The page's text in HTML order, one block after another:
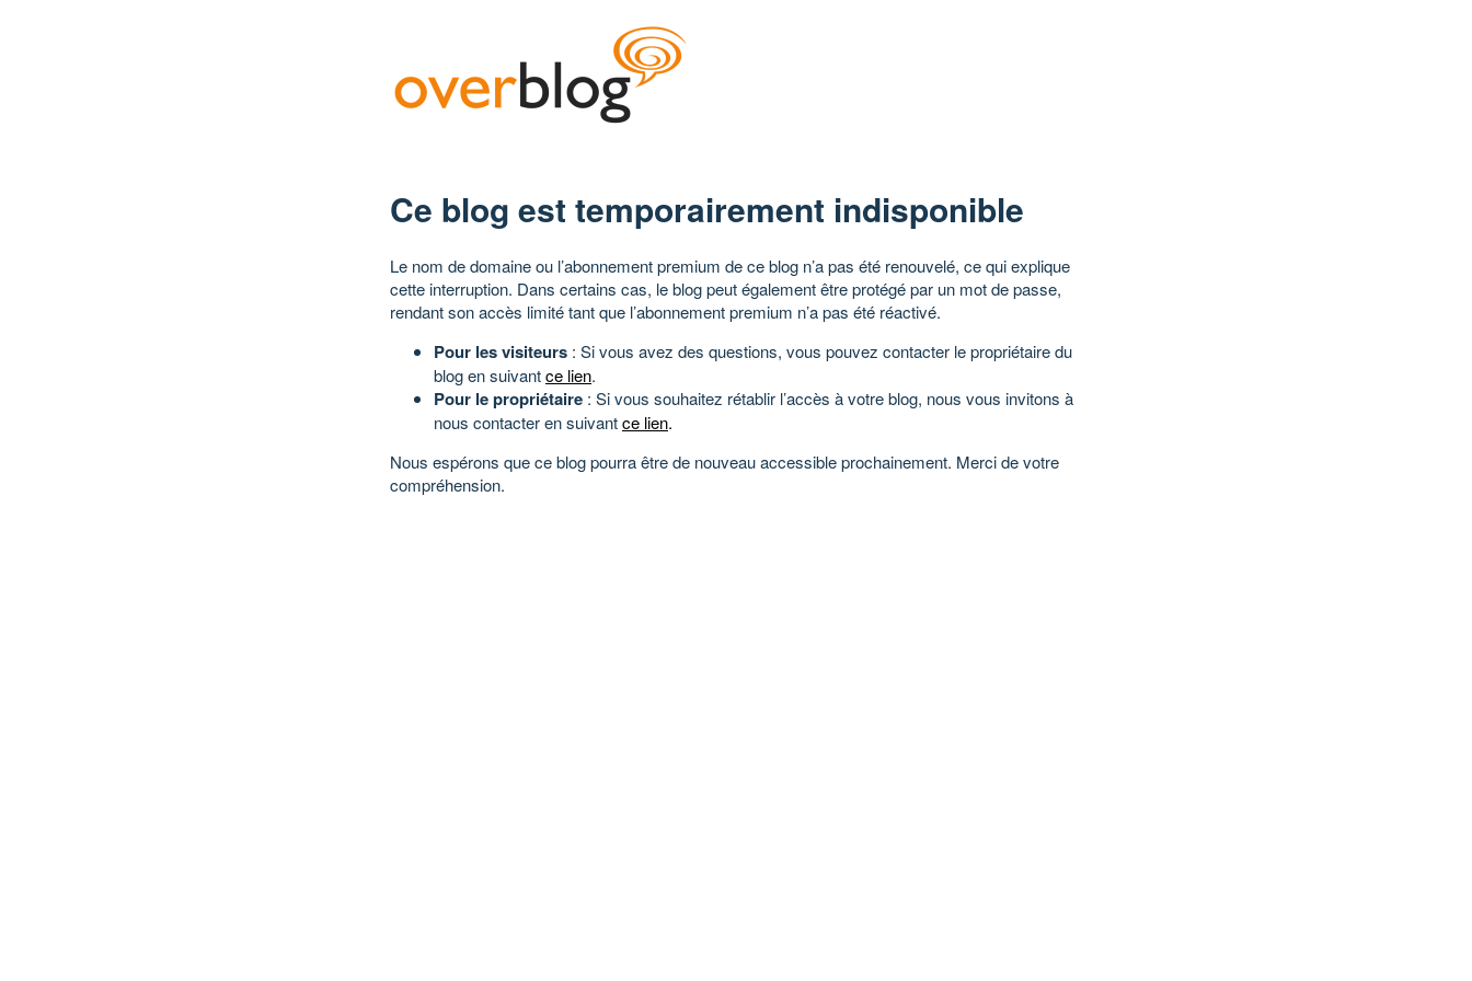
Ce blog est temporairement indisponible
Le nom de domaine ou l’abonnement premium de ce blog n’a pas été renouvelé, ce qui explique
cette interruption. Dans certains cas, le blog peut également être protégé par un mot de passe,
rendant son accès limité tant que l’abonnement premium n’a pas été réactivé.
Pour les visiteurs : Si vous avez des questions, vous pouvez contacter le propriétaire du
blog en suivantce lien.
Pour le propriétaire : Si vous souhaitez rétablir l’accès à votre blog, nous vous invitons à
nous contacter en suivantce lien.
Nous espérons que ce blog pourra être de nouveau accessible prochainement. Merci de votre
compréhension.